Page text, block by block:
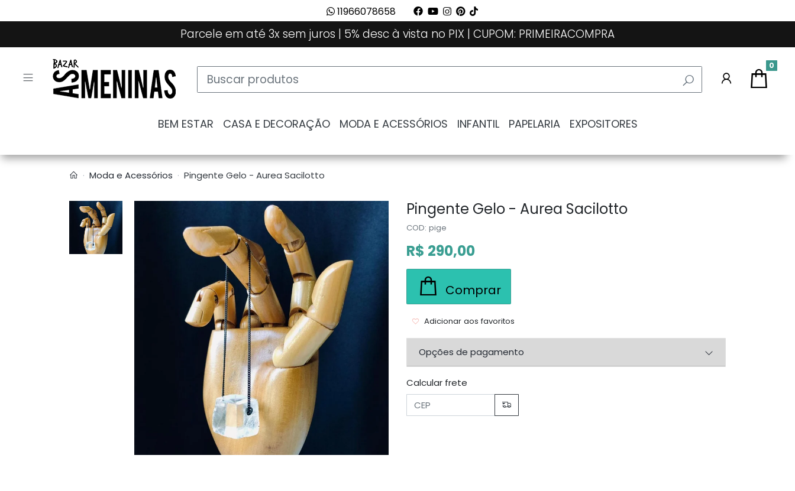
Parcele em até 3x sem juros | 5% desc à vista no PIX | CUPOM: PRIMEIRACOMPRA
11966078658
0
BEM ESTAR CASA E DECORAÇÃO MODA E ACESSÓRIOS INFANTIL PAPELARIA EXPOSITORES
Moda e Acessórios Pingente Gelo - Aurea Sacilotto
Pingente Gelo - Aurea Sacilotto
COD: pige
R$ 290,00
Comprar
Adicionar aos favoritos
Opções de pagamento
Calcular frete